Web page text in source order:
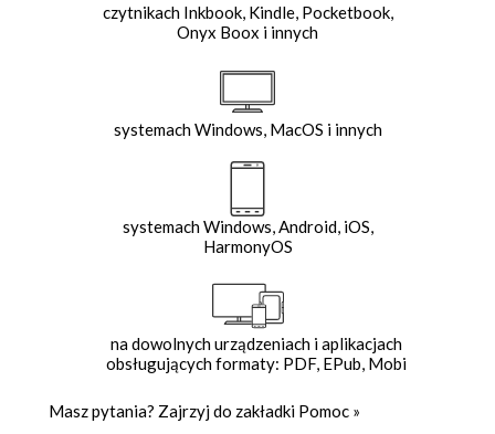
czytnikach Inkbook, Kindle, Pocketbook,
Onyx Boox i innych
systemach Windows, MacOS i innych
systemach Windows, Android, iOS,
HarmonyOS
na dowolnych urządzeniach i aplikacjach
obsługujących formaty: PDF, EPub, Mobi
Masz pytania? Zajrzyj do zakładki Pomoc »